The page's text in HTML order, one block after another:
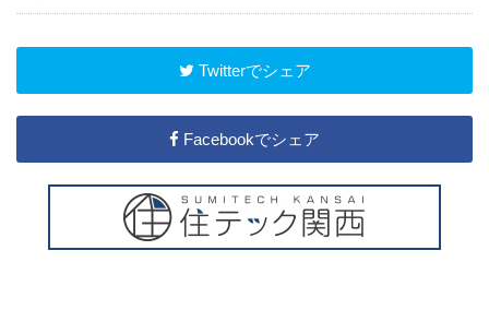
Twitterでシェア
Facebookでシェア